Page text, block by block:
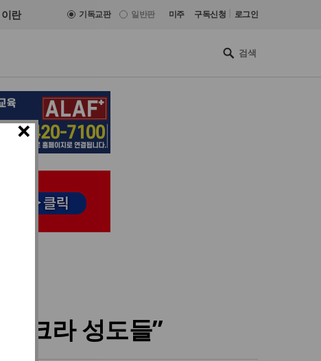
이란 기독교판 일반판 미주 구독신청 로그인
×
크라 성도들”